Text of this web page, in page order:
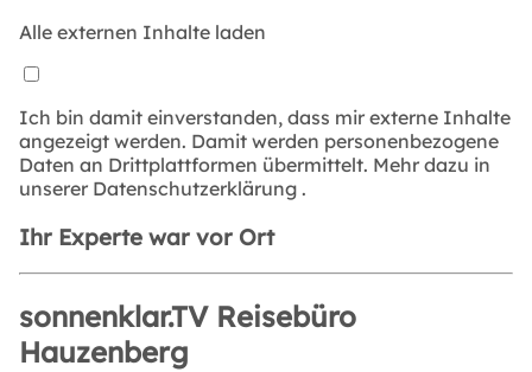
Alle externen Inhalte laden
Ich bin damit einverstanden, dass mir externe Inhalte
angezeigt werden. Damit werden personenbezogene
Daten an Drittplattformen übermittelt. Mehr dazu in
unserer Datenschutzerklärung .
Ihr Experte war vor Ort
sonnenklar.TV Reisebüro
Hauzenberg